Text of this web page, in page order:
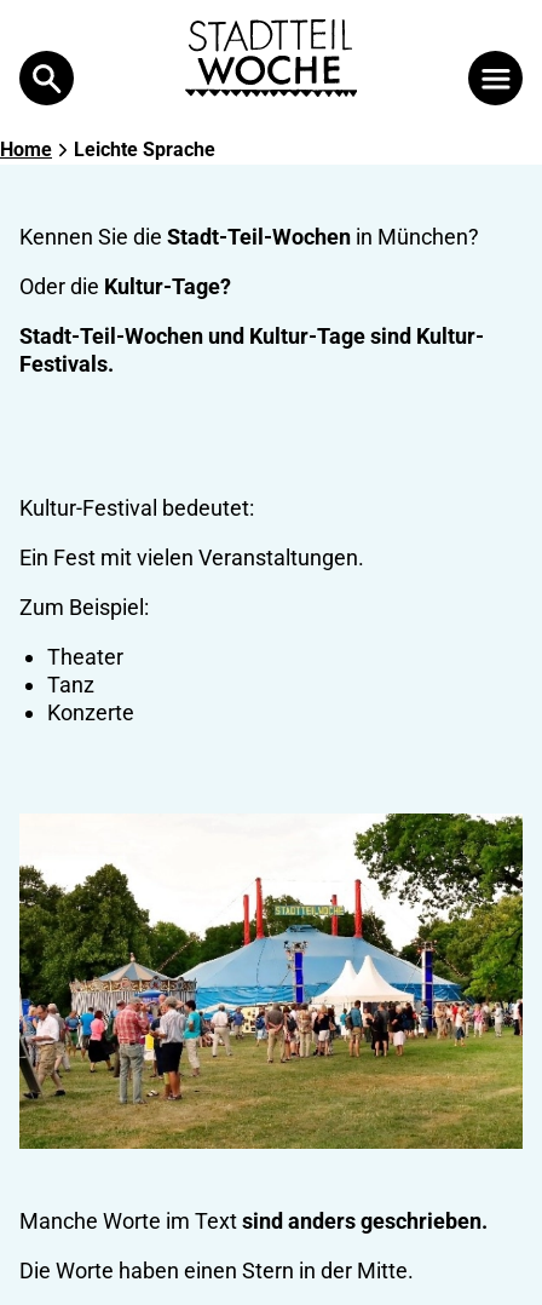
Search
Home
Leichte Sprache
Kennen Sie die Stadt-Teil-Wochen in München?
Oder die Kultur-Tage?
Stadt-Teil-Wochen und Kultur-Tage sind Kultur-
Festivals.
Kultur-Festival bedeutet:
Ein Fest mit vielen Veranstaltungen.
Zum Beispiel:
Theater
Tanz
Konzerte
Manche Worte im Textsind anders geschrieben.
Die Worte haben einen Stern in der Mitte.